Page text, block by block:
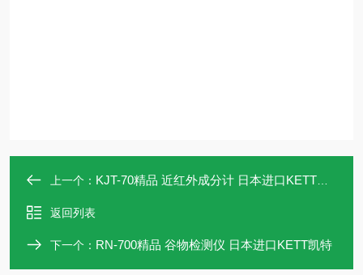
上一个： KJT-70精品 近红外成分计 日本进口KETT凯特
返回列表
下一个： RN-700精品 谷物检测仪 日本进口KETT凯特